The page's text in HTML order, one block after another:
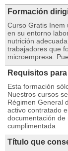
Formación
Curso Gratis Inem
en su entorno
nutrición
trabajadores que
microempresa.
Requisitos
Esta formación
Nuestros cursos
Régimen General
activo contratado
documentación
cumplimentada
Título que